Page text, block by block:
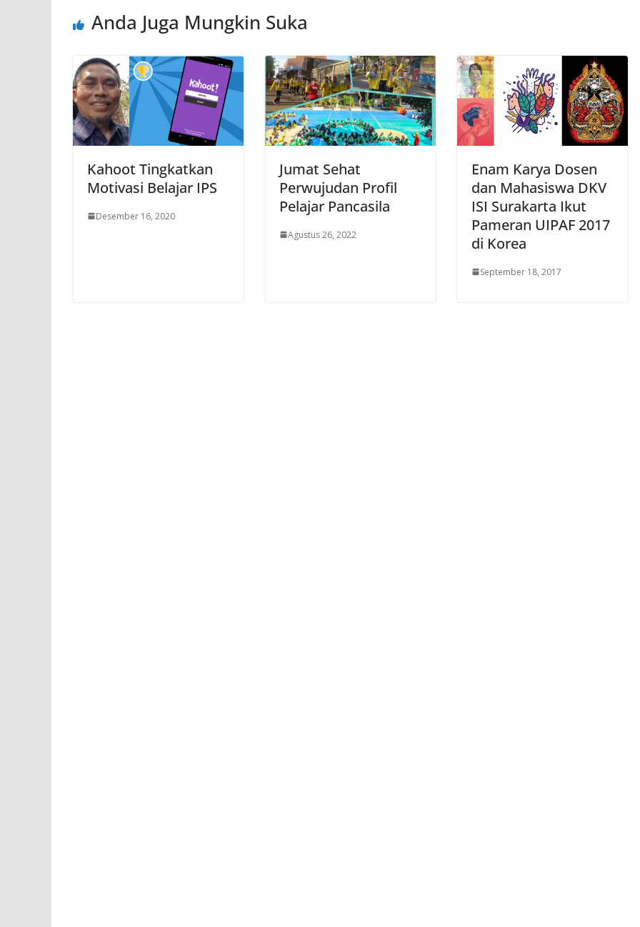
Anda Juga Mungkin Suka
Kahoot Tingkatkan
Motivasi Belajar IPS
Desember 16, 2020
Jumat Sehat
Perwujudan Profil
Pelajar Pancasila
Agustus 26, 2022
Enam Karya Dosen
dan Mahasiswa DKV
ISI Surakarta Ikut
Pameran UIPAF 2017
di Korea
September 18, 2017